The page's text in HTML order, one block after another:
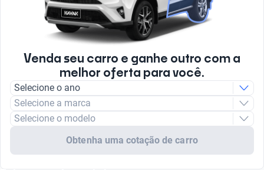
Venda seu carro e ganhe outro com a
melhor oferta para você.
Selecione o ano
Selecione a marca
Selecione o modelo
Obtenha uma cotação de carro